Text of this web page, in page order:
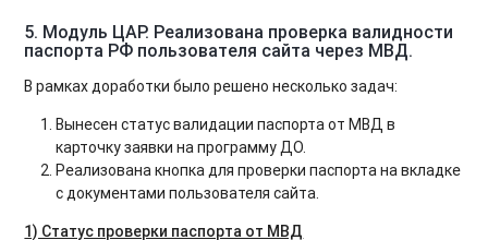
5. Модуль ЦАР. Реализована проверка валидности
паспорта РФ пользователя сайта через МВД.
В рамках доработки было решено несколько задач:
Вынесен статус валидации паспорта от МВД в
карточку заявки на программу ДО.
Реализована кнопка для проверки паспорта на вкладке
с документами пользователя сайта.
1) Статус проверки паспорта от МВД